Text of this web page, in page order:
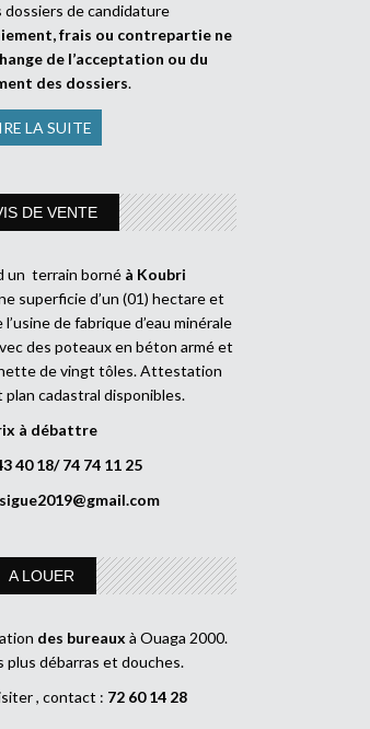
dossiers de candidature
frais ou contrepartie ne
de l’acceptation ou du
des dossiers.
LA SUITE
DE VENTE
un terrain borné à Koubri
superficie d’un (01) hectare et
de fabrique d’eau minérale
des poteaux en béton armé et
de vingt tôles. Attestation
cadastral disponibles.
à débattre
40 18/ 74 74 11 25
A LOUER
des bureaux à Ouaga 2000.
plus débarras et douches.
, contact : 72 60 14 28